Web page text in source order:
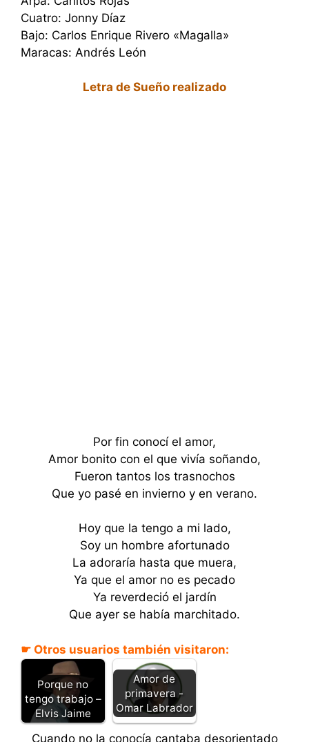
Cuatro: Jonny Díaz
Bajo: Carlos Enrique Rivero «Magalla»
Maracas: Andrés León
Letra de Sueño realizado
Por fin conocí el amor,
Amor bonito con el que vivía soñando,
Fueron tantos los trasnochos
Que yo pasé en invierno y en verano.
Hoy que la tengo a mi lado,
Soy un hombre afortunado
La adoraría hasta que muera,
Ya que el amor no es pecado
Ya reverdeció el jardín
Que ayer se había marchitado.
☛ Otros usuarios también visitaron:
Porque no
tengo trabajo –
Elvis Jaime
Amor de
primavera -
Omar Labrador
Cuando no la conocía cantaba desorientado